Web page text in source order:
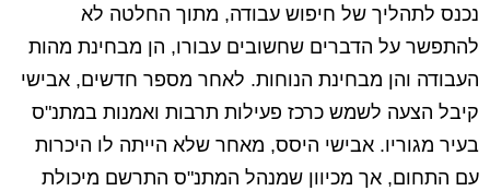
נכנס לתהליך של חיפוש עבודה, מתוך החלטה לא
להתפשר על הדברים שחשובים עבורו, הן מבחינת מהות
העבודה והן מבחינת הנוחות. לאחר מספר חדשים, אבישי
קיבל הצעה לשמש כרכז פעילות תרבות ואמנות במתנ"ס
בעיר מגוריו. אבישי היסס, מאחר שלא הייתה לו היכרות
עם התחום, אך מכיוון שמנהל המתנ"ס התרשם מיכולת